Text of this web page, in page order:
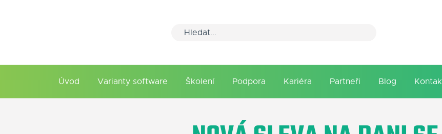
Úvod Varianty software Školení Podpora Kariéra Partneři Blog